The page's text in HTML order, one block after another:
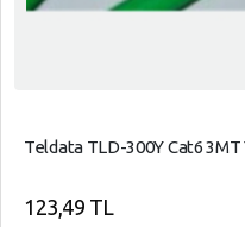
Teldata TLD-300Y Cat6
123,49 TL